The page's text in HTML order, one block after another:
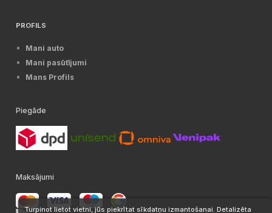
PROFILS
Mani auto
Mani pasūtījumi
Mans Profils
Piegāde
Maksājumi
Turpinot lietot vietni, jūs piekrītat sīkdatņu izmantošanai. Detalizēta